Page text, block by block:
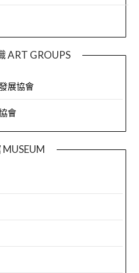
ART GROUPS
展協會
會
MUSEUM